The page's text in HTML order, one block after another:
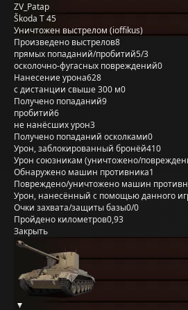
ZV_Patap
Škoda T 45
Уничтожен выстрелом (ioffikus)
Произведено выстрелов8
прямых попаданий/пробитий5/3
осколочно-фугасных повреждений0
Нанесение урона628
с дистанции свыше 300 м0
Получено попаданий9
пробитий6
не нанёсших урон3
Получено попаданий осколками0
Урон, заблокированный бронёй410
Урон союзникам (уничтожено/
Обнаружено машин противника1
Повреждено/уничтожено машин
Урон, нанесённый с помощью данного
Очки захвата/защиты базы0/0
Пройдено километров0,93
Закрыть